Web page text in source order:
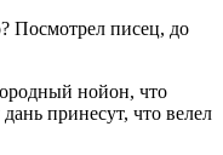
Посмотрел писец, до
нойон, что
принесут, что велел